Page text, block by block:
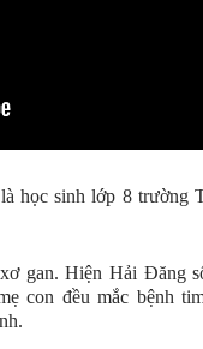
học sinh lớp 8 trường
gan. Hiện Hải Đăng
con đều mắc bệnh